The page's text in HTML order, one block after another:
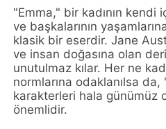
"Emma," bir kadının kendi
ve başkalarının
klasik bir eserdir. Jane
ve insan doğasına olan
unutulmaz kılar. Her ne
normlarına odaklanılsa da,
karakterleri hala günümüz
önemlidir.